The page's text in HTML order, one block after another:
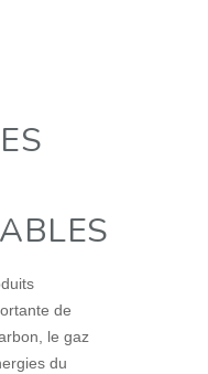
de
le gaz
du